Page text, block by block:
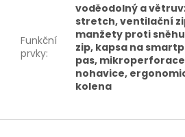
Funkční
prvky:
voděodolný a
stretch, ventilační
manžety proti
zip, kapsa na
pas,
nohavice,
kolena
Z